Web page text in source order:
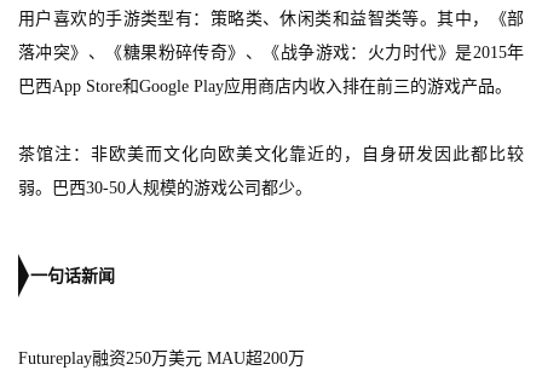
游
接
会
海
用户喜欢的手游类型有：策略类、休闲类和益智类等。其中，《部
落冲突》、《糖果粉碎传奇》、《战争游戏：火力时代》是2015年
巴西App Store和Google Play应用商店内收入排在前三的游戏产品。
茶馆注：非欧美而文化向欧美文化靠近的，自身研发因此都比较
弱。巴西30-50人规模的游戏公司都少。
一句话新闻
Futureplay融资250万美元 MAU超200万